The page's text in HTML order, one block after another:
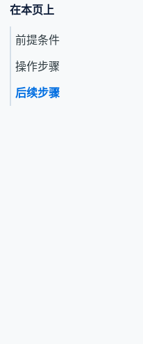
在本页上
前提条件
操作步骤
后续步骤